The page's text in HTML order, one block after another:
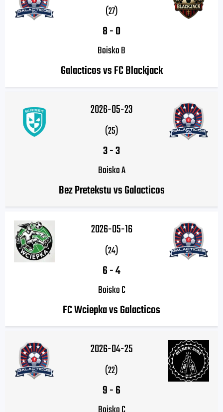
(27)
8-0
Boisko B
Galacticos vs FC Blackjack
2026-05-23
(25)
3-3
Boisko A
Bez Pretekstu vs Galacticos
2026-05-16
(24)
6-4
Boisko C
FC Wciepka vs Galacticos
2026-04-25
(22)
9-6